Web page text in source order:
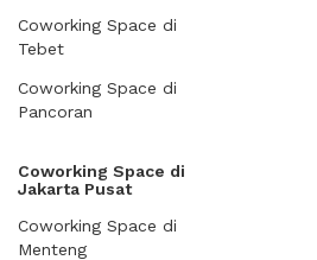
Coworking Space di
Tebet
Coworking Space di
Pancoran
Coworking Space di
Jakarta Pusat
Coworking Space di
Menteng